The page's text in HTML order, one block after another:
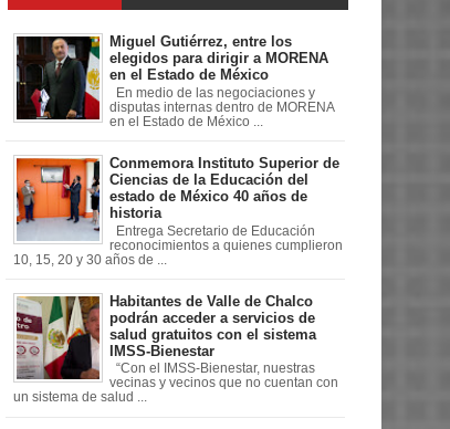
Miguel Gutiérrez, entre los
elegidos para dirigir a MORENA
en el Estado de México
En medio de las negociaciones y
disputas internas dentro de MORENA
en el Estado de México ...
Conmemora Instituto Superior de
Ciencias de la Educación del
estado de México 40 años de
historia
Entrega Secretario de Educación
reconocimientos a quienes cumplieron
10, 15, 20 y 30 años de ...
Habitantes de Valle de Chalco
podrán acceder a servicios de
salud gratuitos con el sistema
IMSS-Bienestar
“Con el IMSS-Bienestar, nuestras
vecinas y vecinos que no cuentan con
un sistema de salud ...